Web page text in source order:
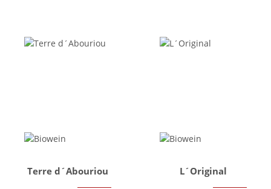
Terre d´Abouriou L´Original